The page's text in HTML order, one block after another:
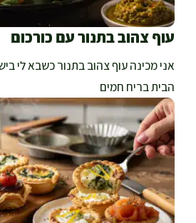
עוף צהוב בתנור עם כורכום
אני מכינה עוף צהוב בתנור כשבא לי
הבית בריח חמים